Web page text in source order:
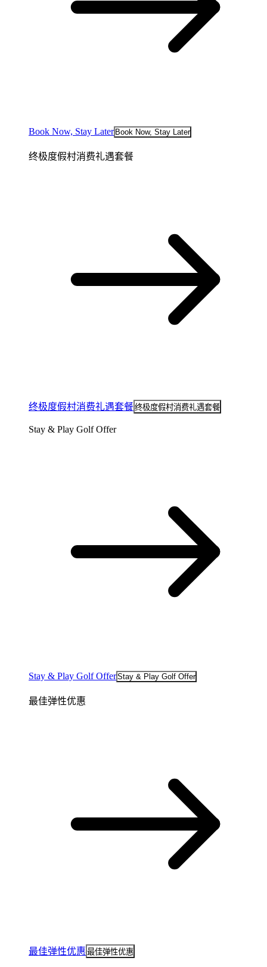
Book Now, Stay Later Book Now, Stay Later
终极度假村消费礼遇套餐
终极度假村消费礼遇套餐终极度假村消费礼遇套餐
Stay & Play Golf Offer
Stay & Play Golf OfferStay & Play Golf Offer
最佳弹性优惠
最佳弹性优惠 最佳弹性优惠